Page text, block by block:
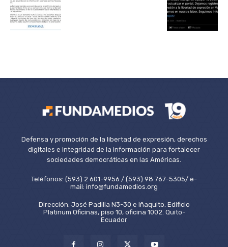
Defensa y promoción de la libertad de expresión, derechos
digitales e integridad de la información para fortalecer
sociedades democráticas en las Américas.
Teléfonos: (593) 2 601-9956 / (593) 98 767-5305/ e-
mail: info@fundamedios.org
Dirección: José Padilla N3-30 e Iñaquito, Edificio
Platinum Oficinas, piso 10, oficina 1002. Quito-
Ecuador